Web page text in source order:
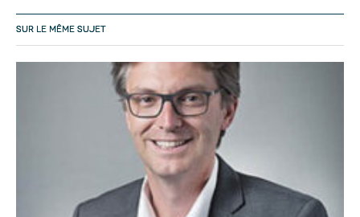
SUR LE MÊME SUJET